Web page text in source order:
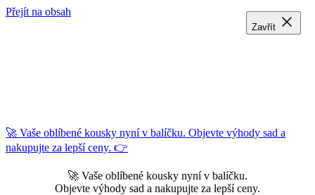
Přejít na obsah
🚀 Vaše oblíbené kousky nyní v balíčku. Objevte výhody sad a
nakupujte za lepší ceny. 👉
🚀 Vaše oblíbené kousky nyní v balíčku.
Objevte výhody sad a nakupujte za lepší ceny.
Zavřít
Zavřít
Zavřít